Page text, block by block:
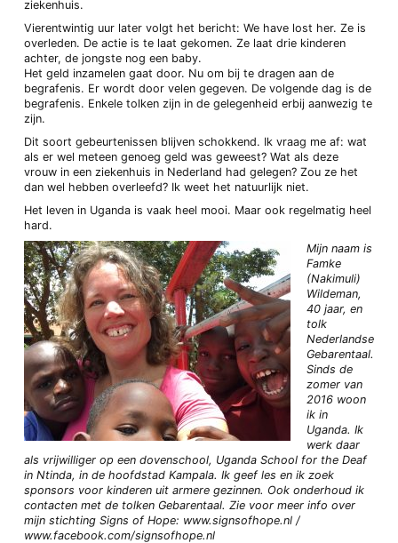
ziekenhuis.
Vierentwintig uur later volgt het bericht: We have lost her. Ze is
overleden. De actie is te laat gekomen. Ze laat drie kinderen
achter, de jongste nog een baby.
Het geld inzamelen gaat door. Nu om bij te dragen aan de
begrafenis. Er wordt door velen gegeven. De volgende dag is de
begrafenis. Enkele tolken zijn in de gelegenheid erbij aanwezig te
zijn.
Dit soort gebeurtenissen blijven schokkend. Ik vraag me af: wat
als er wel meteen genoeg geld was geweest? Wat als deze
vrouw in een ziekenhuis in Nederland had gelegen? Zou ze het
dan wel hebben overleefd? Ik weet het natuurlijk niet.
Het leven in Uganda is vaak heel mooi. Maar ook regelmatig heel
hard.
Mijn naam is
Famke
(Nakimuli)
Wildeman,
40 jaar, en
tolk
Nederlandse
Gebarentaal.
Sinds de
zomer van
2016 woon
ik in
Uganda. Ik
werk daar
als vrijwilliger op een dovenschool, Uganda School for the Deaf
in Ntinda, in de hoofdstad Kampala. Ik geef les en ik zoek
sponsors voor kinderen uit armere gezinnen. Ook onderhoud ik
contacten met de tolken Gebarentaal. Zie voor meer info over
mijn stichting Signs of Hope: www.signsofhope.nl /
www.facebook.com/signsofhope.nl